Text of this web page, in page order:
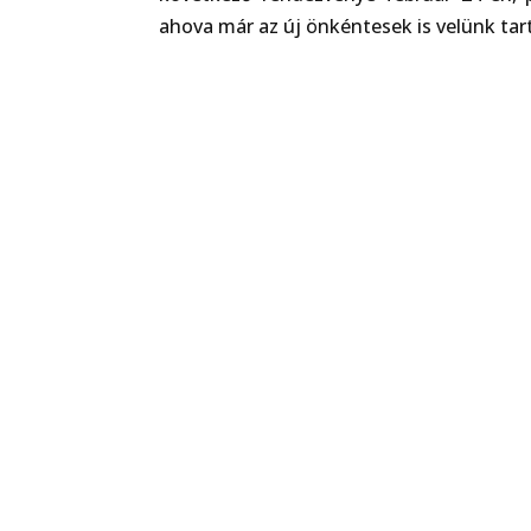
ahova már az új önkéntesek is velünk